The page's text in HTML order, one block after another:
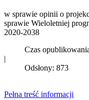
w sprawie opinii o
sprawie Wieloletniej
2020-2038
Czas
|
Odsłony: 873
Pełna treść informacji